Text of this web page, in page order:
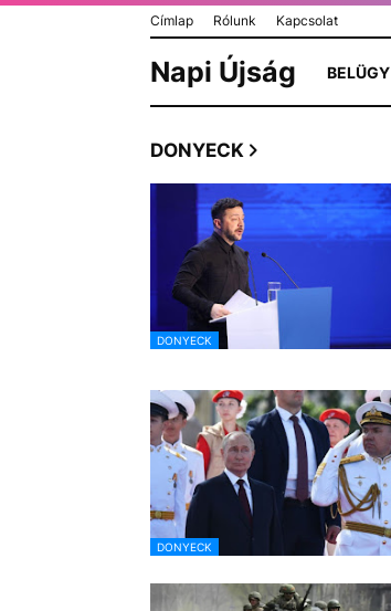
Címlap Rólunk Kapcsolat
Napi Újság BELÜGY
DONYECK
DONYECK
DONYECK